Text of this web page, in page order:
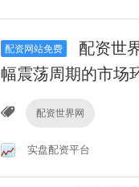
配资网站免费
配资世
幅震荡周期的市场
配资世界网
实盘配资平台